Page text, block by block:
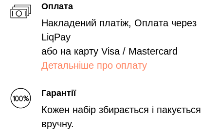
Оплата
Накладений платіж, Оплата через
LiqPay
або на карту Visa / Mastercard
Детальніше про оплату
Гарантії
Кожен набір збирається і пакується
вручну.